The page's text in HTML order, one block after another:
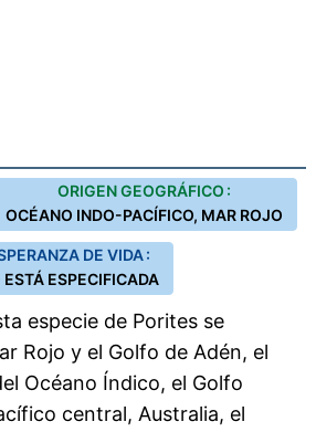
ORIGEN GEOGRÁFICO :
OCÉANO INDO-PACÍFICO, MAR ROJO
DE VIDA :
ESTÁ ESPECIFICADA
especie de Porites se
Rojo y el Golfo de Adén, el
Océano Índico, el Golfo
central, Australia, el